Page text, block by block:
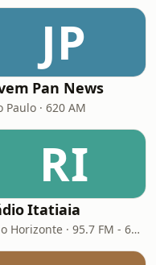
JP
Pan News
Paulo · 620 AM
RI
Itatiaia
Belo Horizonte · 95.7 FM - 610 AM